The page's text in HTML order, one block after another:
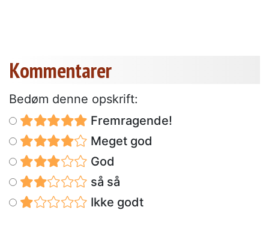
Kommentarer
Bedøm denne opskrift:
Fremragende!
Meget god
God
så så
Ikke godt